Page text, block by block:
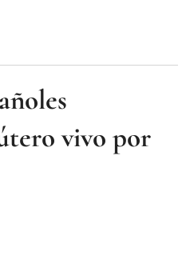
vivo por